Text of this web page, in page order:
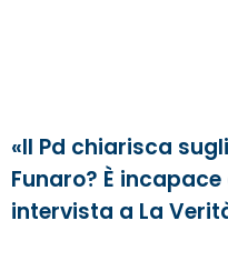
«Il Pd chiarisca
Funaro? È
intervista a La